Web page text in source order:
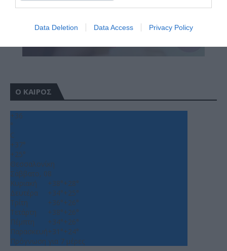
Data Deletion Data Access Privacy Policy
Ο ΚΑΙΡΟΣ
+36
°
C
+37°
+25°
Θεσσαλονίκη
Σάββατο, 08
Κυριακή
+38°+28°
Δευτέρα
+34°+25°
Τρίτη
+36°+26°
Τετάρτη
+38°+26°
Πέμπτη
+34°+26°
Παρασκευή+31°+24°
Πρόγνωση για 7 μέρες